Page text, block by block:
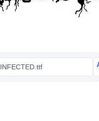
INFECTED.ttf